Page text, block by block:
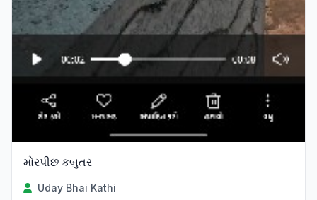
મોરપીછ કબુતર
Uday Bhai Kathi